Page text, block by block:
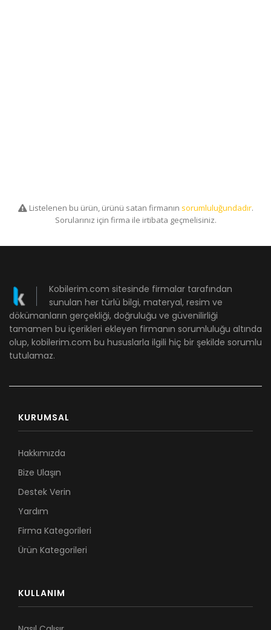
Listelenen bu ürün, ürünü satan firmanın sorumluluğundadır.
Sorularınız için firma ile irtibata geçmelisiniz.
Kobilerim.com sitesinde firmalar tarafından
sunulan her türlü bilgi, materyal, resim ve
dökümanların gerçekliği, doğruluğu ve güvenilirliği
tamamen bu içerikleri ekleyen firmanın sorumluluğu altında
olup, kobilerim.com bu hususlarla ilgili hiç bir şekilde sorumlu
tutulamaz.
KURUMSAL
Hakkımızda
Bize Ulaşın
Destek Verin
Yardım
Firma Kategorileri
Ürün Kategorileri
KULLANIM